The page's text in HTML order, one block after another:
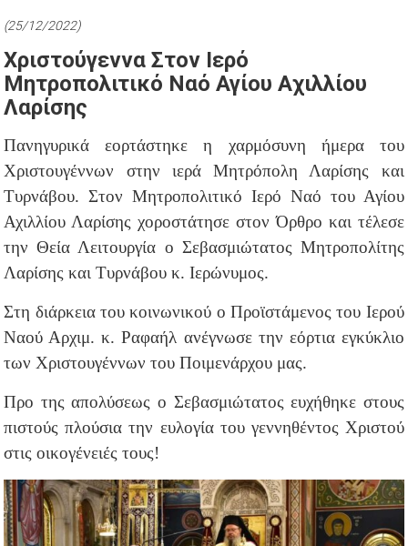
(25/12/2022)
Χριστούγεννα Στον Ιερό
Μητροπολιτικό Ναό Αγίου Αχιλλίου
Λαρίσης
Πανηγυρικά εορτάστηκε η χαρμόσυνη ήμερα του
Χριστουγέννων στην ιερά Μητρόπολη Λαρίσης και
Τυρνάβου. Στον Μητροπολιτικό Ιερό Ναό του Αγίου
Αχιλλίου Λαρίσης χοροστάτησε στον Όρθρο και τέλεσε
την Θεία Λειτουργία ο Σεβασμιώτατος Μητροπολίτης
Λαρίσης και Τυρνάβου κ. Ιερώνυμος.
Στη διάρκεια του κοινωνικού ο Προϊστάμενος του Ιερού
Ναού Αρχιμ. κ. Ραφαήλ ανέγνωσε την εόρτια εγκύκλιο
των Χριστουγέννων του Ποιμενάρχου μας.
Προ της απολύσεως ο Σεβασμιώτατος ευχήθηκε στους
πιστούς πλούσια την ευλογία του γεννηθέντος Χριστού
στις οικογένειές τους!